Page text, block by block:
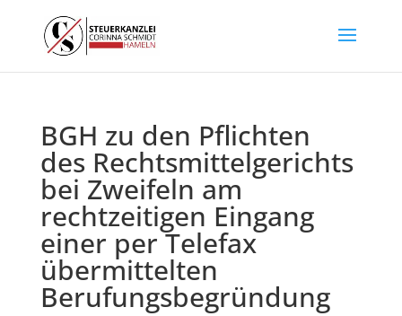
BGH zu den Pflichten
des Rechtsmittelgerichts
bei Zweifeln am
rechtzeitigen Eingang
einer per Telefax
übermittelten
Berufungsbegründung